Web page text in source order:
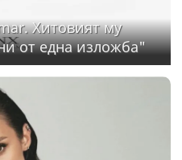
Хитовият му
от една изложба"